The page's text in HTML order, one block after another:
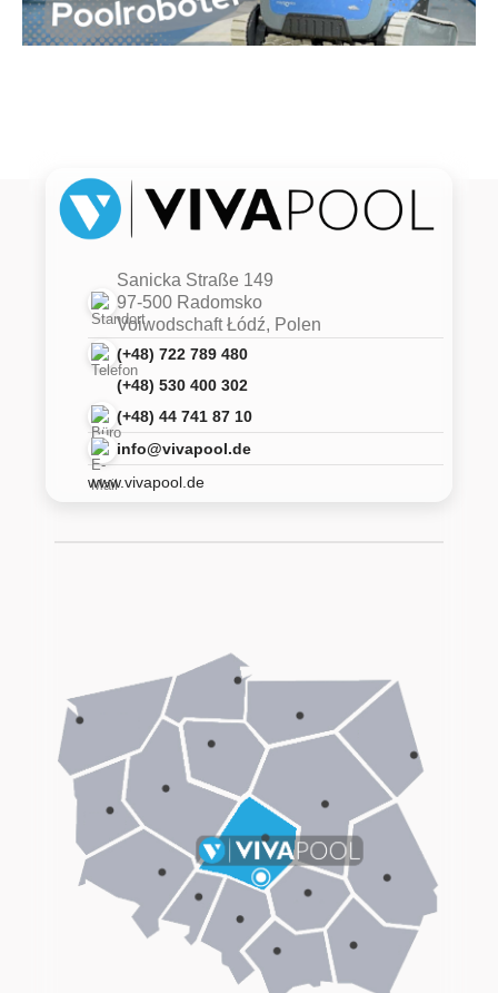
Sanicka Straße 149
97-500 Radomsko
Voiwodschaft Łódź, Polen
(+48) 722 789 480
(+48) 530 400 302
(+48) 44 741 87 10
info@vivapool.de
www.vivapool.de